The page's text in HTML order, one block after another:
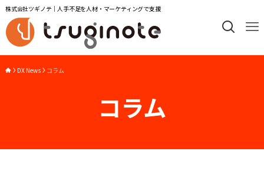
株式会社ツギノテ｜人手不足を人材・マーケティングで支援
DX News コラム
コラム